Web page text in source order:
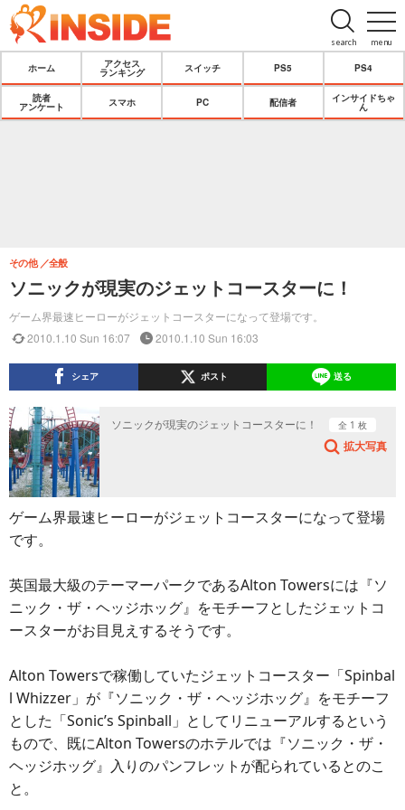
menu
search
ホーム
アクセス
ランキング
スイッチ PS5 PS4
読者
アンケート
スマホ PC 配信者
インサイドちゃ
ん
ソニックが現実のジェットコースターに！
ゲーム界最速ヒーローがジェットコースターになって登場です。
その他 全般
2010.1.10 Sun 16:07 2010.1.10 Sun 16:03
シェア ポスト 送る
ソニックが現実のジェットコースターに！ 全 1 枚
拡大写真
ゲーム界最速ヒーローがジェットコースターになって登場
です。
英国最大級のテーマーパークであるAlton Towersには『ソ
ニック・ザ・ヘッジホッグ』をモチーフとしたジェットコ
ースターがお目見えするそうです。
Alton Towersで稼働していたジェットコースター「Spinbal
l Whizzer」が『ソニック・ザ・ヘッジホッグ』をモチーフ
とした「Sonic’s Spinball」としてリニューアルするという
もので、既にAlton Towersのホテルでは『ソニック・ザ・
ヘッジホッグ』入りのパンフレットが配られているとのこ
と。